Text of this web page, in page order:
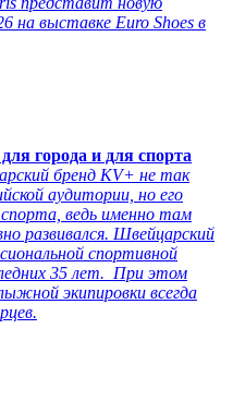
на выставке Euro Shoes в
города и для спорта
бренд KV+ не так
аудитории, но его
ведь именно там
развивался. Швейцарский
спортивной
35 лет. При этом
экипировки всегда